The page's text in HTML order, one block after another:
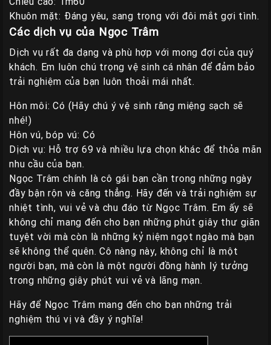
Khuôn mặt: Đáng yêu, sang trọng với đôi mắt gợi tình.
Các dịch vụ của Ngọc Trâm
Dịch vụ rất đa dạng và phù hợp với mong đợi của quý
khách. Em luôn chú trọng vệ sinh cá nhân để đảm bảo
trải nghiệm của bạn luôn thoải mái nhất.
Hôn môi: Có (Hãy chú ý vệ sinh răng miệng sạch sẽ
nhé!)
Hôn vú, bóp vú: Có
Dịch vụ: Hỗ trợ 69 và nhiều lựa chọn khác để thỏa mãn
nhu cầu của bạn.
Ngọc Trâm chính là cô gái bạn cần trong những ngày
đầy bận rộn và căng thẳng. Hãy đến và trải nghiệm sự
nhiệt tình, vui vẻ và chu đáo từ Ngọc Trâm. Em ấy sẽ
không chỉ mang đến cho bạn những phút giây thư giãn
tuyệt vời mà còn là những kỷ niệm ngọt ngào mà bạn
sẽ không thể quên. Cô nàng này, không chỉ là một
người bạn, mà còn là một người đồng hành lý tưởng
trong những giây phút vui vẻ và lãng mạn.
Hãy để Ngọc Trâm mang đến cho bạn những trải
nghiệm thú vị và đầy ý nghĩa!